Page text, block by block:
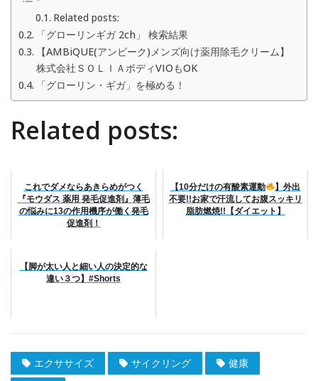
Related posts:
「グローリンギガ 2ch」 検索結果
【AMBiQUE(アンビーク)メンズ向け薬用除毛クリーム】
株式会社ＳＯＬＩＡボディVIOもOK
「グローリン・ギガ」を極める！
Related posts:
これでダメならあきらめがつく
『モウダス 薬用 発毛促進剤』薄毛
の悩みに13の作用機序が働く発毛
促進剤！
【10分だけの有酸素運動
】外出
不要!!お家で汗流してお腹スッキリ
脂肪燃焼!!【ダイエット】
【脚が太い人と細い人の決定的な
違い３つ】#Shorts
エクササイズ サイクリング
健康